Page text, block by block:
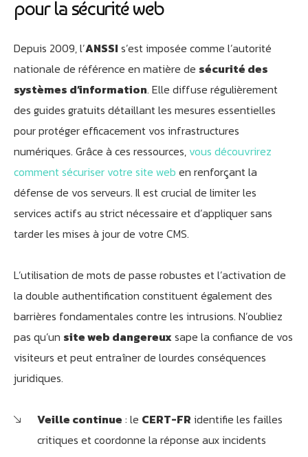
pour la sécurité web
Depuis 2009, l’ANSSI s’est imposée comme l’autorité
nationale de référence en matière de sécurité des
systèmes d’information. Elle diffuse régulièrement
des guides gratuits détaillant les mesures essentielles
pour protéger efficacement vos infrastructures
numériques. Grâce à ces ressources, vous découvrirez
comment sécuriser votre site web en renforçant la
défense de vos serveurs. Il est crucial de limiter les
services actifs au strict nécessaire et d’appliquer sans
tarder les mises à jour de votre CMS.
L’utilisation de mots de passe robustes et l’activation de
la double authentification constituent également des
barrières fondamentales contre les intrusions. N’oubliez
pas qu’un site web dangereuxsape la confiance de vos
visiteurs et peut entraîner de lourdes conséquences
juridiques.
Veille continue : le CERT-FR identifie les failles
critiques et coordonne la réponse aux incidents
Athobot Assistant IA
Je suis Athobot, votre assistant digital.
projet.
Dites-moi votre objectif ou choisissez un raccourci ci-